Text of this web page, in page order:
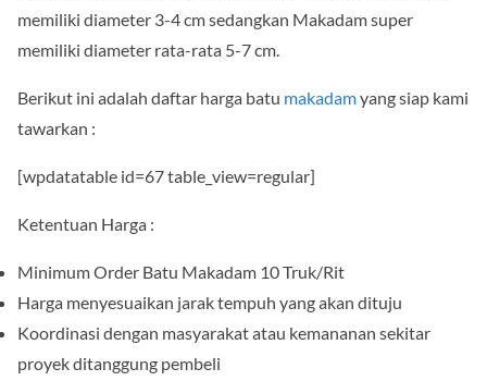
memiliki diameter 3-4 cm sedangkan Makadam super
memiliki diameter rata-rata 5-7 cm.
Berikut ini adalah daftar harga batu makadamyang siap kami
tawarkan :
[wpdatatable id=67 table_view=regular]
Ketentuan Harga :
Minimum Order Batu Makadam 10 Truk/Rit
Harga menyesuaikan jarak tempuh yang akan dituju
Koordinasi dengan masyarakat atau kemananan sekitar
proyek ditanggung pembeli